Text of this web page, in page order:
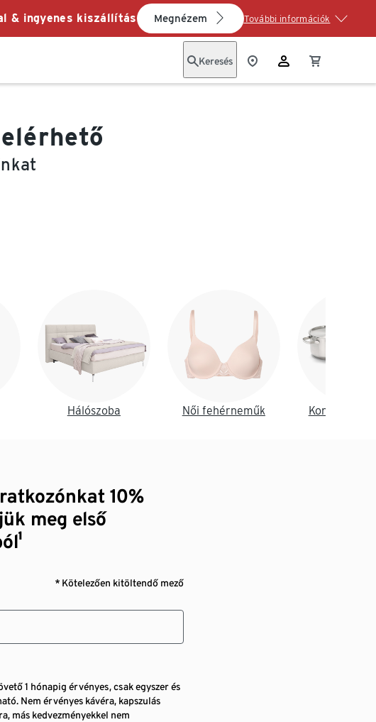
& ingyenes kiszállítás Megnézem További információk
Keresés
Hálószoba Női fehérneműk Konyha és
10%
meg első
* Kötelezően kitöltendő mező
1 hónapig érvényes, csak egyszer és
Nem érvényes kávéra, kapszulás
más kedvezményekkel nem